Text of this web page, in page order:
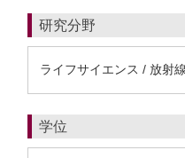
研究分野
ライフサイエンス / 放射
学位